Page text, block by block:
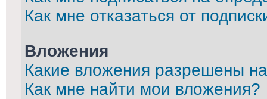
Как мне отказаться от
Вложения
Какие вложения разрешены
Как мне найти мои вложения?